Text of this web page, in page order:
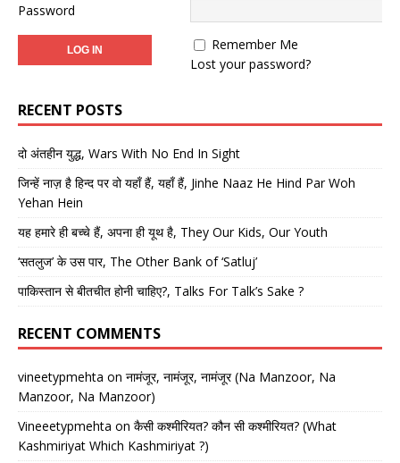
Password
Remember Me
Lost your password?
RECENT POSTS
दो अंतहीन युद्ध, Wars With No End In Sight
जिन्हें नाज़ है हिन्द पर वो यहाँ हैं, यहाँ हैं, Jinhe Naaz He Hind Par Woh
Yehan Hein
यह हमारे ही बच्चे हैं, अपना ही यूथ है, They Our Kids, Our Youth
‘सतलुज’ के उस पार, The Other Bank of ‘Satluj’
पाकिस्तान से बीतचीत होनी चाहिए?, Talks For Talk’s Sake ?
RECENT COMMENTS
vineetypmehta on नामंजूर, नामंजूर, नामंजूर (Na Manzoor, Na
Manzoor, Na Manzoor)
Vineeetypmehta on कैसी कश्मीरियत? कौन सी कश्मीरियत? (What
Kashmiriyat Which Kashmiriyat ?)